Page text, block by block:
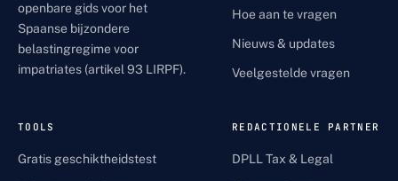
openbare gids voor het
Spaanse bijzondere
belastingregime voor
impatriates (artikel 93 LIRPF).
Hoe aan te vragen
Nieuws & updates
Veelgestelde vragen
TOOLS
Gratis geschiktheidstest
REDACTIONELE PARTNER
DPLL Tax & Legal